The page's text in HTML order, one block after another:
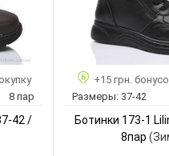
8 пар
42 /
+15 грн.
Размеры: 37-42
Ботинки 173-1
8пар